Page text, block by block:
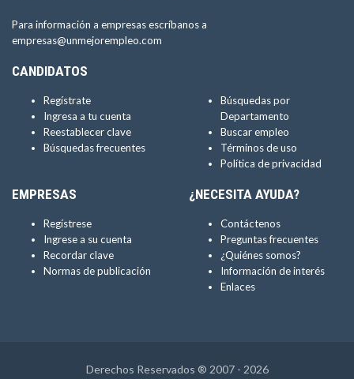
Para información a empresas escríbanos a
empresas@unmejorempleo.com
CANDIDATOS
Regístrate
Ingresa a tu cuenta
Reestablecer clave
Búsquedas frecuentes
Búsquedas por
Departamento
Buscar empleo
Términos de uso
Política de privacidad
EMPRESAS
Regístrese
Ingrese a su cuenta
Recordar clave
Normas de publicación
¿NECESITA AYUDA?
Contáctenos
Preguntas frecuentes
¿Quiénes somos?
Información de interés
Enlaces
Derechos Reservados ® 2007 - 2026